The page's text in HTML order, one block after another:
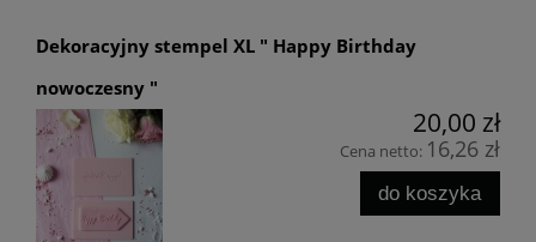
Dekoracyjny stempel XL " Happy Birthday
nowoczesny "
20,00 zł
Cena netto: 16,26 zł
do koszyka